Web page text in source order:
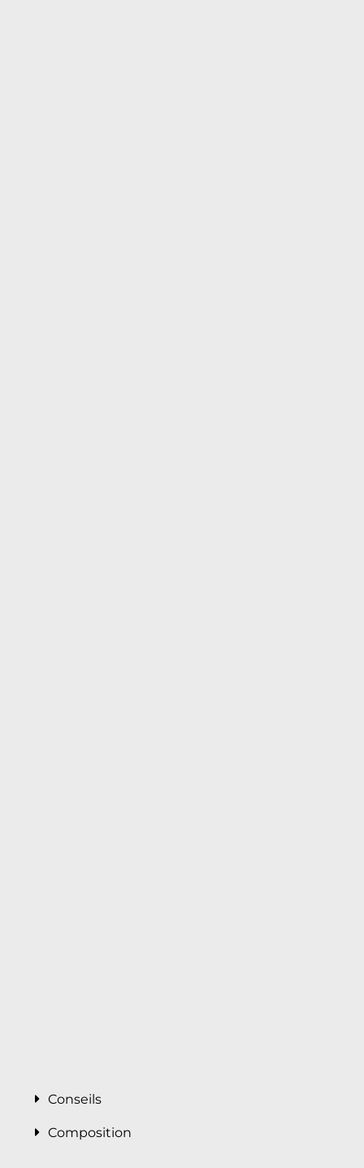
Conseils
Composition